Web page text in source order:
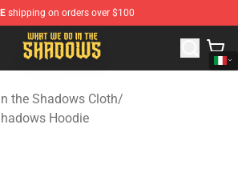
shipping on orders over $100
the Shadows Shop - Official What We
the Shadows Cloth/
Hoodie